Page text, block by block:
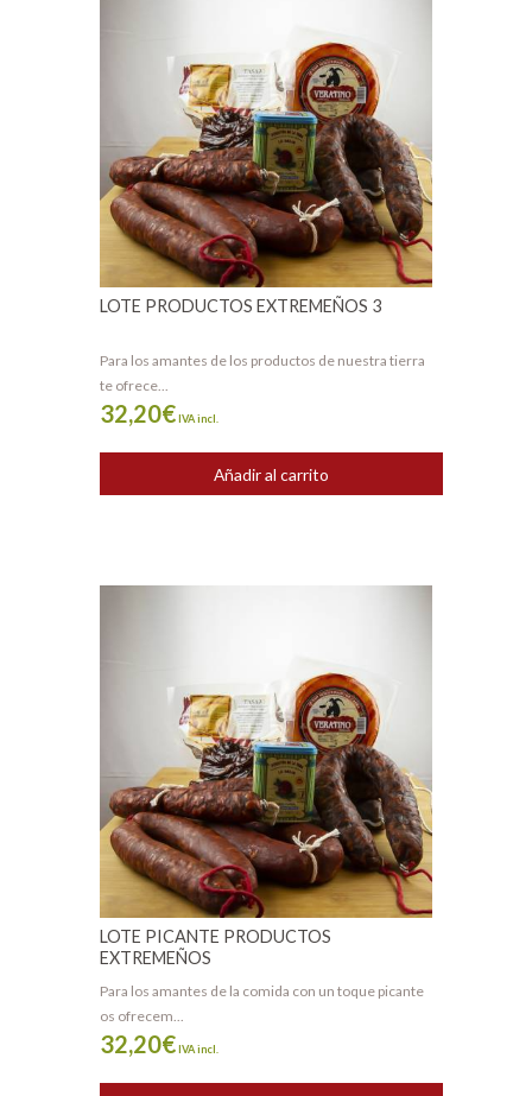
LOTE PRODUCTOS EXTREMEÑOS 3
Para los amantes de los productos de nuestra tierra
te ofrece...
32,20€IVA incl.
Añadir al carrito
LOTE PICANTE PRODUCTOS
EXTREMEÑOS
Para los amantes de la comida con un toque picante
os ofrecem...
32,20€IVA incl.